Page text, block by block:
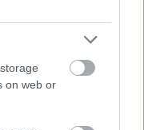
on web or
„CET”
és 7 méter
üzenete az